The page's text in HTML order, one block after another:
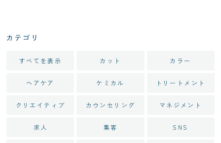
カテゴリ
すべてを表示 カット カラー
ヘアケア ケミカル トリートメント
クリエイティブ カウンセリング マネジメント
求人 集客 SNS